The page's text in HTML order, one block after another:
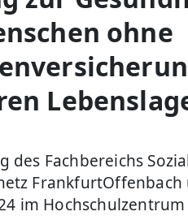
ohne
des Fachbereichs
FrankfurtOffenbach
im